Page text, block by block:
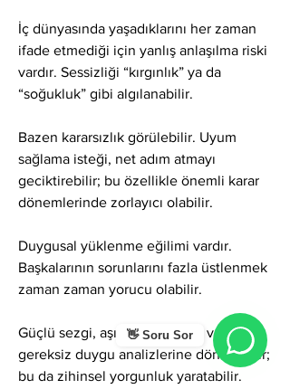
👋 Soru Sor
İç dünyasında yaşadıklarını her zaman
ifade etmediği için yanlış anlaşılma riski
vardır. Sessizliği “kırgınlık” ya da
“soğukluk” gibi algılanabilir.
Bazen kararsızlık görülebilir. Uyum
sağlama isteği, net adım atmayı
geciktirebilir; bu özellikle önemli karar
dönemlerinde zorlayıcı olabilir.
Duygusal yüklenme eğilimi vardır.
Başkalarının sorunlarını fazla üstlenmek
zaman zaman yorucu olabilir.
Güçlü sezgi, aşırı düşünmeye veya
gereksiz duygu analizlerine dönüşebilir;
bu da zihinsel yorgunluk yaratabilir.